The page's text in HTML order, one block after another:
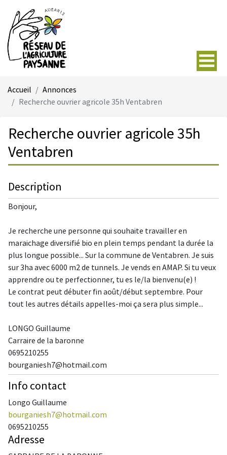
Accueil
Annonces
Recherche ouvrier agricole 35h Ventabren
Recherche ouvrier agricole 35h
Ventabren
Description
Bonjour,
Je recherche une personne qui souhaite travailler en
maraichage diversifié bio en plein temps pendant la durée la
plus longue possible... Sur la commune de Ventabren. Je suis
sur 3ha avec 6000 m2 de tunnels. Je vends en AMAP. Si tu veux
apprendre ou te perfectionner, tu es le/la bienvenu(e) !
Le contrat peut débuter fin août/début septembre. Pour
tout les autres détails appelles-moi ça sera plus simple...
LONGO Guillaume
Carraire de la baronne
0695210255
bourganiesh7@hotmail.com
Info contact
Longo Guillaume
bourganiesh7@hotmail.com
0695210255
Adresse